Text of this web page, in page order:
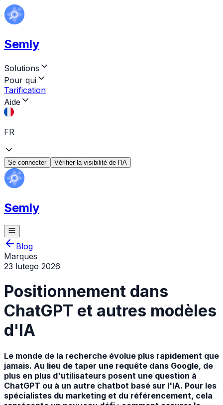
Semly
Solutions
Pour qui
Tarification
Aide
FR
Se connecter Vérifier la visibilité de l'IA
Semly
Blog
Marques
23 lutego 2026
Positionnement dans
ChatGPT et autres modèles
d'IA
Le monde de la recherche évolue plus rapidement que
jamais. Au lieu de taper une requête dans Google, de
plus en plus d'utilisateurs posent une question à
ChatGPT ou à un autre chatbot basé sur l'IA. Pour les
spécialistes du marketing et du référencement, cela